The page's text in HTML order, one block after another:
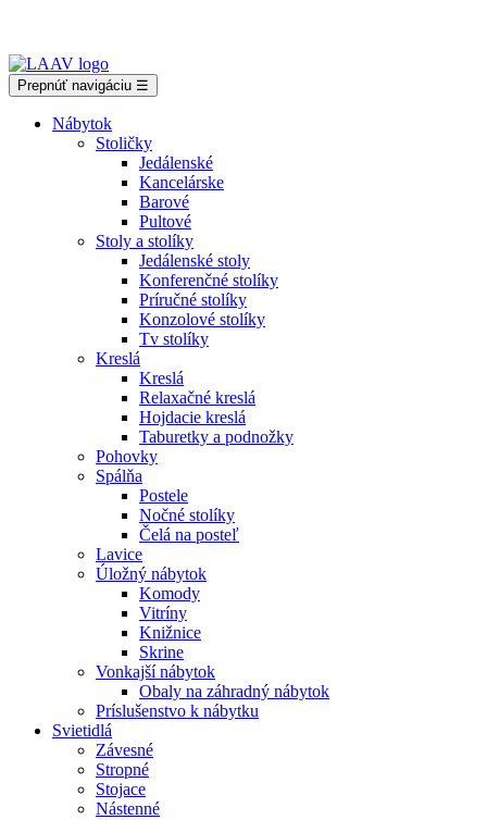
Prepnúť navigáciu ☰
Nábytok
Stoličky
Jedálenské
Kancelárske
Barové
Pultové
Stoly a stolíky
Jedálenské stoly
Konferenčné stolíky
Príručné stolíky
Konzolové stolíky
Tv stolíky
Kreslá
Kreslá
Relaxačné kreslá
Hojdacie kreslá
Taburetky a podnožky
Pohovky
Spálňa
Postele
Nočné stolíky
Čelá na posteľ
Lavice
Úložný nábytok
Komody
Vitríny
Knižnice
Skrine
Vonkajší nábytok
Obaly na záhradný nábytok
Príslušenstvo k nábytku
Svietidlá
Závesné
Stropné
Stojace
Nástenné